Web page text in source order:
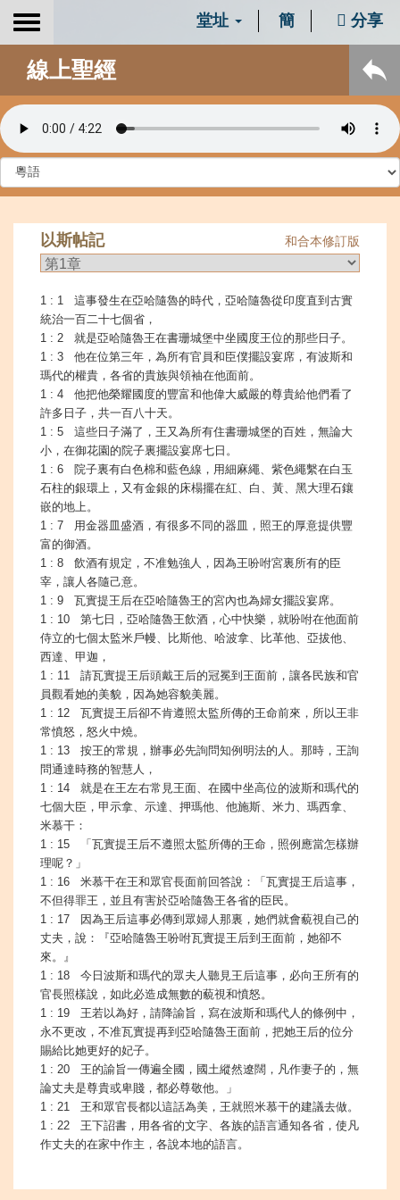
Toggle
堂址 簡 分享
線上聖經
以斯帖記 和合本修訂版
1 : 1 這事發生在亞哈隨魯的時代，亞哈隨魯從印度直到古實
統治一百二十七個省，
1 : 2 就是亞哈隨魯王在書珊城堡中坐國度王位的那些日子。
1 : 3 他在位第三年，為所有官員和臣僕擺設宴席，有波斯和
瑪代的權貴，各省的貴族與領袖在他面前。
1 : 4 他把他榮耀國度的豐富和他偉大威嚴的尊貴給他們看了
許多日子，共一百八十天。
1 : 5 這些日子滿了，王又為所有住書珊城堡的百姓，無論大
小，在御花園的院子裏擺設宴席七日。
1 : 6 院子裏有白色棉和藍色線，用細麻繩、紫色繩繫在白玉
石柱的銀環上，又有金銀的床榻擺在紅、白、黃、黑大理石鑲
嵌的地上。
1 : 7 用金器皿盛酒，有很多不同的器皿，照王的厚意提供豐
富的御酒。
1 : 8 飲酒有規定，不准勉強人，因為王吩咐宮裏所有的臣
宰，讓人各隨己意。
1 : 9 瓦實提王后在亞哈隨魯王的宮內也為婦女擺設宴席。
1 : 10 第七日，亞哈隨魯王飲酒，心中快樂，就吩咐在他面前
侍立的七個太監米戶幔、比斯他、哈波拿、比革他、亞拔他、
西達、甲迦，
1 : 11 請瓦實提王后頭戴王后的冠冕到王面前，讓各民族和官
員觀看她的美貌，因為她容貌美麗。
1 : 12 瓦實提王后卻不肯遵照太監所傳的王命前來，所以王非
常憤怒，怒火中燒。
1 : 13 按王的常規，辦事必先詢問知例明法的人。那時，王詢
問通達時務的智慧人，
1 : 14 就是在王左右常見王面、在國中坐高位的波斯和瑪代的
七個大臣，甲示拿、示達、押瑪他、他施斯、米力、瑪西拿、
米慕干：
1 : 15 「瓦實提王后不遵照太監所傳的王命，照例應當怎樣辦
理呢？」
1 : 16 米慕干在王和眾官長面前回答說：「瓦實提王后這事，
不但得罪王，並且有害於亞哈隨魯王各省的臣民。
1 : 17 因為王后這事必傳到眾婦人那裏，她們就會藐視自己的
丈夫，說：『亞哈隨魯王吩咐瓦實提王后到王面前，她卻不
來。』
1 : 18 今日波斯和瑪代的眾夫人聽見王后這事，必向王所有的
官長照樣說，如此必造成無數的藐視和憤怒。
1 : 19 王若以為好，請降諭旨，寫在波斯和瑪代人的條例中，
永不更改，不准瓦實提再到亞哈隨魯王面前，把她王后的位分
賜給比她更好的妃子。
1 : 20 王的諭旨一傳遍全國，國土縱然遼闊，凡作妻子的，無
論丈夫是尊貴或卑賤，都必尊敬他。」
1 : 21 王和眾官長都以這話為美，王就照米慕干的建議去做。
1 : 22 王下詔書，用各省的文字、各族的語言通知各省，使凡
作丈夫的在家中作主，各說本地的語言。